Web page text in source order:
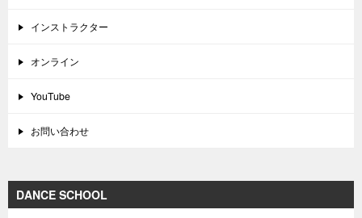
インストラクター
オンライン
YouTube
お問い合わせ
DANCE SCHOOL